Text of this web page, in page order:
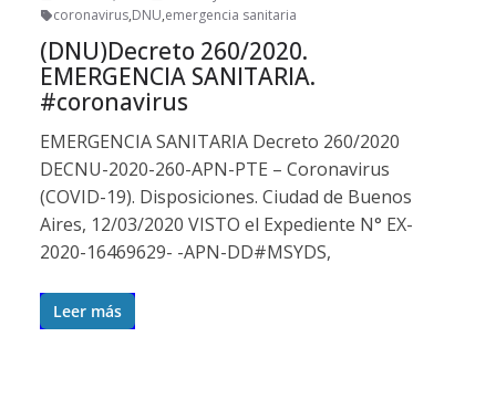
coronavirus,DNU,emergencia sanitaria
(DNU)Decreto 260/2020.
EMERGENCIA SANITARIA.
#coronavirus
EMERGENCIA SANITARIA Decreto 260/2020
DECNU-2020-260-APN-PTE – Coronavirus
(COVID-19). Disposiciones. Ciudad de Buenos
Aires, 12/03/2020 VISTO el Expediente N° EX-
2020-16469629- -APN-DD#MSYDS,
Leer más